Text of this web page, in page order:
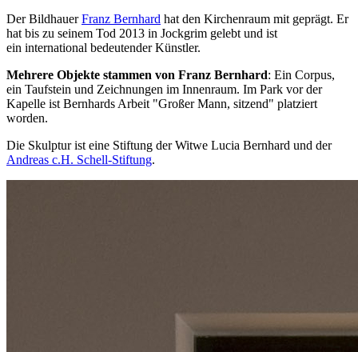
Der BildhauerFranz Bernhard hat den Kirchenraum mit geprägt. Er
hat bis zu seinem Tod 2013 in Jockgrim gelebt und ist
ein international bedeutender Künstler.
Mehrere Objekte stammen von Franz Bernhard: Ein Corpus,
ein Taufstein und Zeichnungen im Innenraum. Im Park vor der
Kapelle ist Bernhards Arbeit "Großer Mann, sitzend" platziert
worden.
Die Skulptur ist eine Stiftung der Witwe Lucia Bernhard und der
Andreas c.H. Schell-Stiftung.